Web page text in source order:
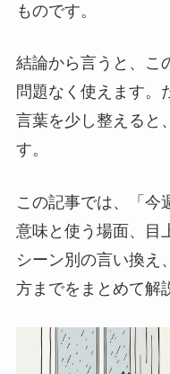
ものです。
結論から言うと、こ
問題なく使えます。
言葉を少し整えると
す。
この記事では、「今
意味と使う場面、目
シーン別の言い換え
方までをまとめて解